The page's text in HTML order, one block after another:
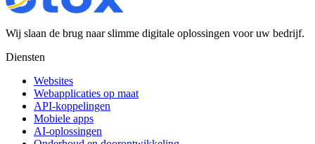
Wij slaan de brug naar slimme digitale oplossingen voor uw bedrijf.
Diensten
Websites
Webapplicaties op maat
API-koppelingen
Mobiele apps
AI-oplossingen